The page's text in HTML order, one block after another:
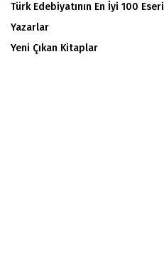
Türk Edebiyatının En İyi 100 Eseri
Yazarlar
Yeni Çıkan Kitaplar